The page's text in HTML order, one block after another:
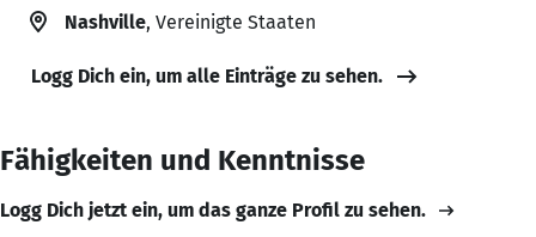
Nashville, Vereinigte Staaten
Logg Dich ein, um alle Einträge zu sehen.
Fähigkeiten und Kenntnisse
Logg Dich jetzt ein, um das ganze Profil zu sehen.